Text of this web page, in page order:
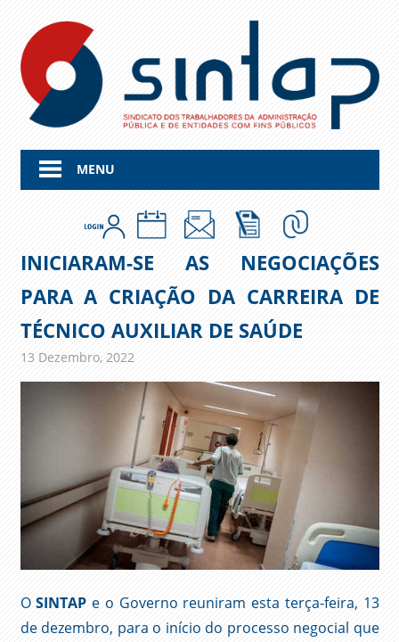
content
MENU
INICIARAM-SE AS NEGOCIAÇÕES
PARA A CRIAÇÃO DA CARREIRA DE
TÉCNICO AUXILIAR DE SAÚDE
13 Dezembro, 2022
OSINTAP e o Governo reuniram esta terça-feira, 13
de dezembro, para o início do processo negocial que